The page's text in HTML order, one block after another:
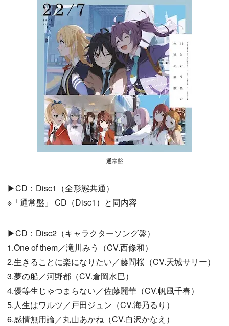
通常盤
▶CD：Disc1（全形態共通）
※「通常盤」 CD（Disc1）と同内容
▶CD：Disc2（キャラクターソング盤）
1.One of them／滝川みう（CV.西條和）
2.生きることに楽になりたい／藤間桜（CV.天城サリー）
3.夢の船／河野都（CV.倉岡水巴）
4.優等生じゃつまらない／佐藤麗華（CV.帆風千春）
5.人生はワルツ／戸田ジュン（CV.海乃るり）
6.感情無用論／丸山あかね（CV.白沢かなえ）